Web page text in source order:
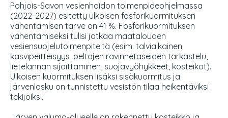
Pohjois-Savon vesienhoidon toimenpideohjelmassa
(2022-2027) esitetty ulkoisen fosforikuormituksen
vähentämisen tarve on 41 %. Fosforikuormituksen
vähentämiseksi tulisi jatkaa maatalouden
vesiensuojelutoimenpiteitä (esim. talviaikainen
kasvipeitteisyys, peltojen ravinnetaseiden tarkastelu,
lietelannan sijoittaminen, suojavyöhykkeet, kosteikot).
Ulkoisen kuormituksen lisäksi sisäkuormitus ja
järvenlasku on tunnistettu vesistön tilaa heikentäviksi
tekijöiksi.